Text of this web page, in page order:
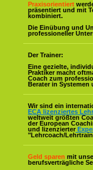
Praxisorientiert
präsentiert und mit
kombiniert.
Die Einübung und
professioneller
Der Trainer:
Eine gezielte,
Praktiker macht
Coach zum
Berater in Systemen
Wir sind ein
ECA lizenziertes
weltweit größten
der European
und lizenzierter
"Lehrcoach/
Geld sparen mit
berufsverträgliche